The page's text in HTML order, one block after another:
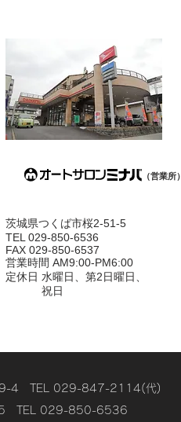
（営業所）
茨城県つくば市桜2-51-5
TEL 029-850-6536
FAX 029-850-6537
営業時間 AM9:00-PM6:00
定休日 水曜日、第2日曜日、
祝日
4 TEL 029-847-2114(代)
5 TEL 029-850-6536